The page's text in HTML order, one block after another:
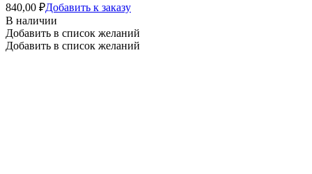
840,00 ₽Добавить к заказу
В наличии
Добавить в список желаний
Добавить в список желаний